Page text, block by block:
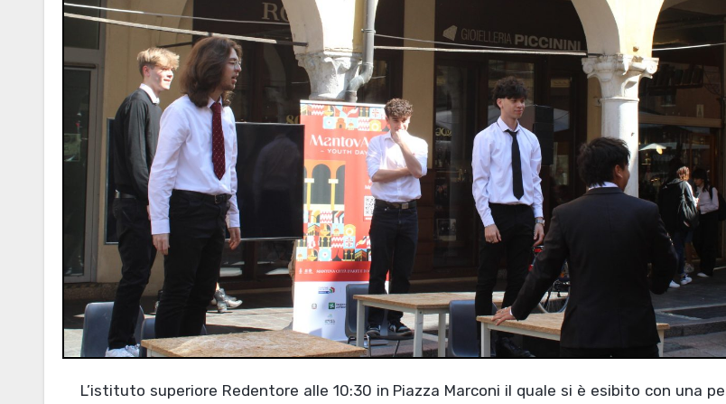
L’istituto superiore Redentore alle 10:30 in Piazza Marconi il quale si è esibito con una performance, in cui